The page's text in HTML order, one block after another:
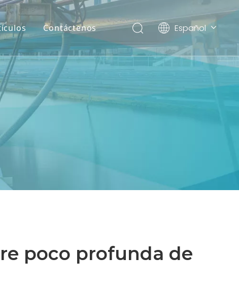
Contáctenos Español
English
العربية
poco profunda de